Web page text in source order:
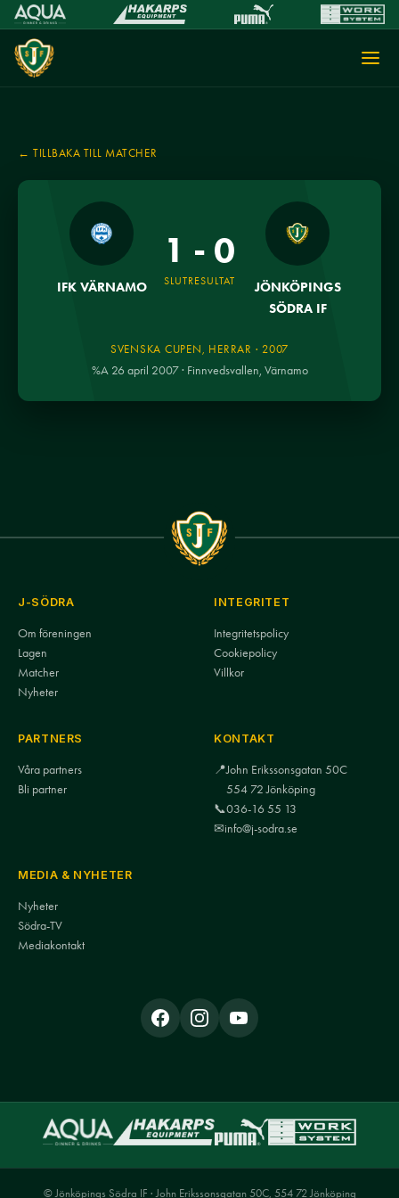
← TILLBAKA TILL MATCHER
IFK VÄRNAMO
1 - 0
SLUTRESULTAT
JÖNKÖPINGS
SÖDRA IF
SVENSKA CUPEN, HERRAR · 2007
%A 26 april 2007 · Finnvedsvallen, Värnamo
J-SÖDRA
Om föreningen
Lagen
Matcher
Nyheter
INTEGRITET
Integritetspolicy
Cookiepolicy
Villkor
PARTNERS
Våra partners
Bli partner
KONTAKT
📍John Erikssonsgatan 50C
554 72 Jönköping
📞036-16 55 13
✉info@j-sodra.se
MEDIA & NYHETER
Nyheter
Södra-TV
Mediakontakt
© Jönköpings Södra IF · John Erikssonsgatan 50C, 554 72 Jönköping